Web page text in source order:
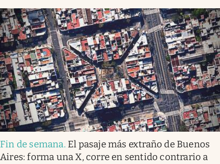
Fin de semana. El pasaje más extraño de Buenos
Aires: forma una X, corre en sentido contrario a